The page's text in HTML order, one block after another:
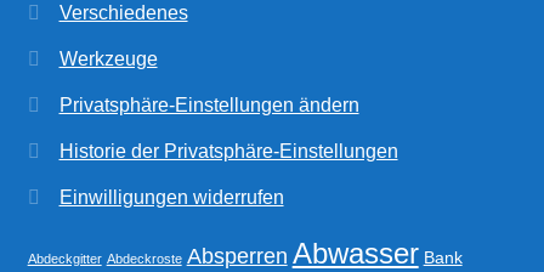
Verschiedenes
Werkzeuge
Privatsphäre-Einstellungen ändern
Historie der Privatsphäre-Einstellungen
Einwilligungen widerrufen
Abdeckgitter Abdeckroste Absperren Abwasser Bank